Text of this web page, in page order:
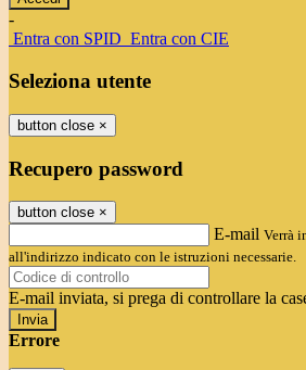
-
Entra con SPID Entra con CIE
Seleziona utente
button close ×
Recupero password
button close ×
E-mail Verrà
all'indirizzo indicato con le istruzioni necessarie.
E-mail inviata, si prega di controllare la
Errore